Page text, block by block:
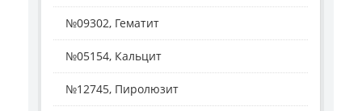
№09302, Гематит
№05154, Кальцит
№12745, Пиролюзит